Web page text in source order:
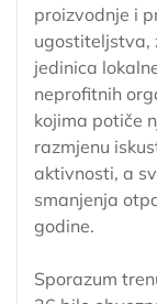
proizvodnje i
ugostiteljstva,
jedinica
neprofitnih
kojima potiče
razmjenu
aktivnosti, a
smanjenja
godine.
Sporazum